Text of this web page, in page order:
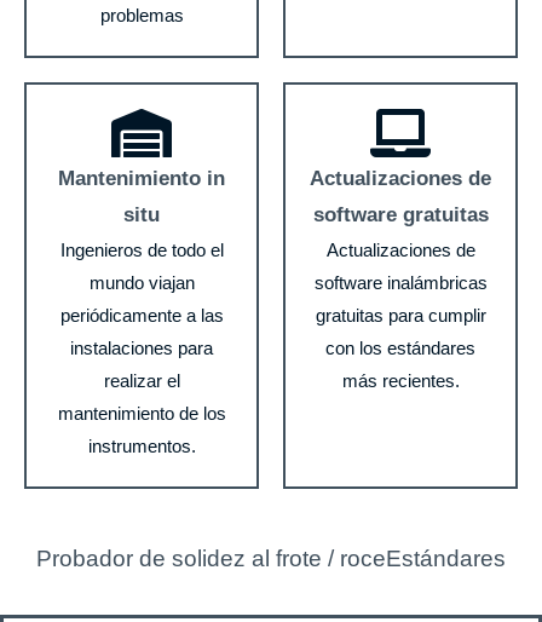
problemas
Mantenimiento in
situ
Ingenieros de todo el
mundo viajan
periódicamente a las
instalaciones para
realizar el
mantenimiento de los
instrumentos.
Actualizaciones de
software gratuitas
Actualizaciones de
software inalámbricas
gratuitas para cumplir
con los estándares
más recientes.
Probador de solidez al frote / roceEstándares